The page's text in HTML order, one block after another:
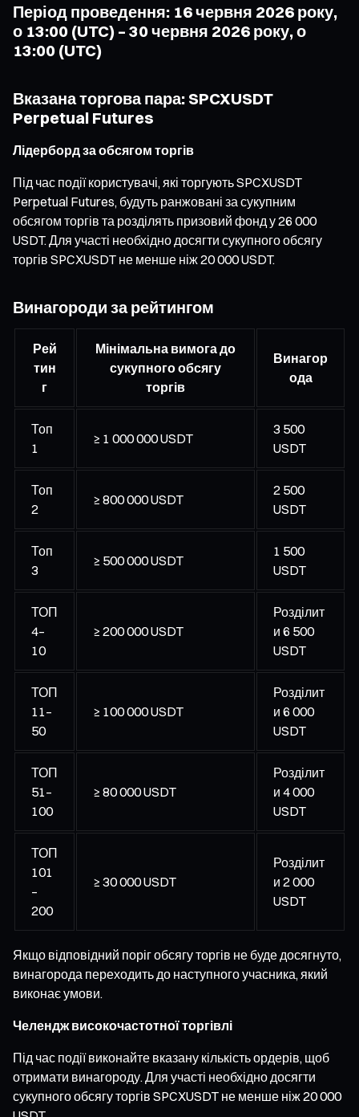
Період проведення: 16 червня 2026 року,
о 13:00 (UTC) – 30 червня 2026 року, о
13:00 (UTC)
Вказана торгова пара: SPCXUSDT
Perpetual Futures
Лідерборд за обсягом торгів
Під час події користувачі, які торгують SPCXUSDT
Perpetual Futures, будуть ранжовані за сукупним
обсягом торгів та розділять призовий фонд у 26 000
USDT. Для участі необхідно досягти сукупного обсягу
торгів SPCXUSDT не менше ніж 20 000 USDT.
Винагороди за рейтингом
Рей
тин
г
Мінімальна вимога до
сукупного обсягу
торгів
Винагор
ода
Топ
1
≥ 1 000 000 USDT
3 500
USDT
Топ
2
≥ 800 000 USDT
2 500
USDT
Топ
3
≥ 500 000 USDT
1 500
USDT
ТОП
4–
10
≥ 200 000 USDT
Розділит
и 6 500
USDT
ТОП
11–
50
≥ 100 000 USDT
Розділит
и 6 000
USDT
ТОП
51–
100
≥ 80 000 USDT
Розділит
и 4 000
USDT
ТОП
101
–
200
≥ 30 000 USDT
Розділит
и 2 000
USDT
Якщо відповідний поріг обсягу торгів не буде досягнуто,
винагорода переходить до наступного учасника, який
виконає умови.
Челендж високочастотної торгівлі
Під час події виконайте вказану кількість ордерів, щоб
отримати винагороду. Для участі необхідно досягти
сукупного обсягу торгів SPCXUSDT не менше ніж 20 000